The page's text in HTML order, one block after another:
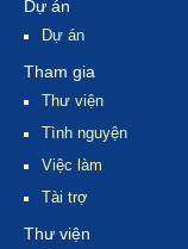
Dự án
Dự án
Tham gia
Thư viện
Tình nguyện
Việc làm
Tài trợ
Thư viện